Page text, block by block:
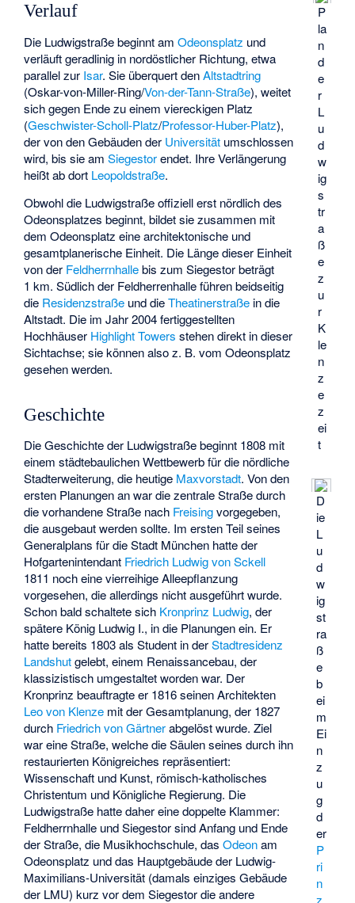
P
la
n
d
e
r
L
u
d
w
ig
s
tr
a
ß
e
z
u
r
K
le
n
z
e
z
ei
t
Verlauf
Die Ludwigstraße beginnt amOdeonsplatz und
verläuft geradlinig in nordöstlicher Richtung, etwa
parallel zur Isar. Sie überquert denAltstadtring
(Oskar-von-Miller-Ring/Von-der-Tann-Straße), weitet
sich gegen Ende zu einem viereckigen Platz
(Geschwister-Scholl-Platz/Professor-Huber-Platz),
der von den Gebäuden der Universität umschlossen
wird, bis sie amSiegestorendet. Ihre Verlängerung
heißt ab dort Leopoldstraße.
Obwohl die Ludwigstraße offiziell erst nördlich des
Odeonsplatzes beginnt, bildet sie zusammen mit
dem Odeonsplatz eine architektonische und
gesamtplanerische Einheit. Die Länge dieser Einheit
von der Feldherrnhallebis zum Siegestor beträgt
1 km. Südlich der Feldherrenhalle führen beidseitig
die Residenzstraße und dieTheatinerstraße in die
Altstadt. Die im Jahr 2004 fertiggestellten
Hochhäuser Highlight Towers stehen direkt in dieser
Sichtachse; sie können also z. B. vom Odeonsplatz
gesehen werden.
Geschichte
D
ie
L
u
d
w
ig
st
ra
ß
e
b
ei
m
Ei
n
z
u
g
d
er
P
ri
n
z
Die Geschichte der Ludwigstraße beginnt 1808 mit
einem städtebaulichen Wettbewerb für die nördliche
Stadterweiterung, die heutige Maxvorstadt. Von den
ersten Planungen an war die zentrale Straße durch
die vorhandene Straße nach Freisingvorgegeben,
die ausgebaut werden sollte. Im ersten Teil seines
Generalplans für die Stadt München hatte der
Hofgartenintendant Friedrich Ludwig von Sckell
1811 noch eine vierreihige Alleepflanzung
vorgesehen, die allerdings nicht ausgeführt wurde.
Schon bald schaltete sich Kronprinz Ludwig, der
spätere König Ludwig I., in die Planungen ein. Er
hatte bereits 1803 als Student in derStadtresidenz
Landshutgelebt, einem Renaissancebau, der
klassizistisch umgestaltet worden war. Der
Kronprinz beauftragte er 1816 seinen Architekten
Leo von Klenze mit der Gesamtplanung, der 1827
durch Friedrich von Gärtnerabgelöst wurde. Ziel
war eine Straße, welche die Säulen seines durch ihn
restaurierten Königreiches repräsentiert:
Wissenschaft und Kunst, römisch-katholisches
Christentum und Königliche Regierung. Die
Ludwigstraße hatte daher eine doppelte Klammer:
Feldherrnhalle und Siegestor sind Anfang und Ende
der Straße, die Musikhochschule, dasOdeonam
Odeonsplatz und das Hauptgebäude der Ludwig-
Maximilians-Universität (damals einziges Gebäude
der LMU) kurz vor dem Siegestor die andere